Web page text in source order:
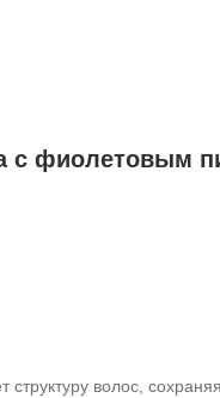
с фиолетовым
структуру волос,